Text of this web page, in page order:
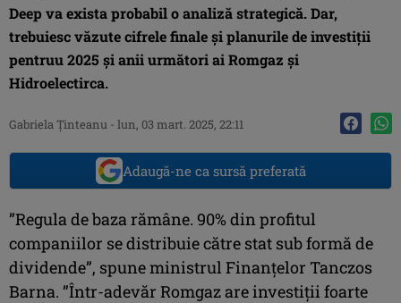
Deep va exista probabil o analiză strategică. Dar,
trebuiesc văzute cifrele finale și planurile de investiții
pentruu 2025 și anii următori ai Romgaz și
Hidroelectirca.
Gabriela Ţinteanu - lun, 03 mart. 2025, 22:11
Adaugă-ne ca sursă preferată
”Regula de baza rămâne. 90% din profitul
companiilor se distribuie către stat sub formă de
dividende”, spune ministrul Finanțelor Tanczos
Barna. ”Într-adevăr Romgaz are investiții foarte